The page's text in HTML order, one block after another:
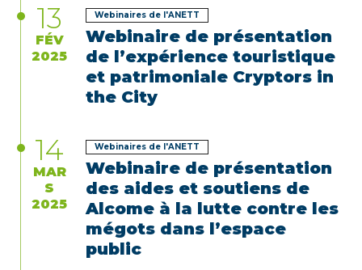
13
FÉV
2025
Webinaires de l'ANETT
Webinaire de présentation
de l’expérience touristique
et patrimoniale Cryptors in
the City
14
MAR
S
2025
Webinaires de l'ANETT
Webinaire de présentation
des aides et soutiens de
Alcome à la lutte contre les
mégots dans l’espace
public